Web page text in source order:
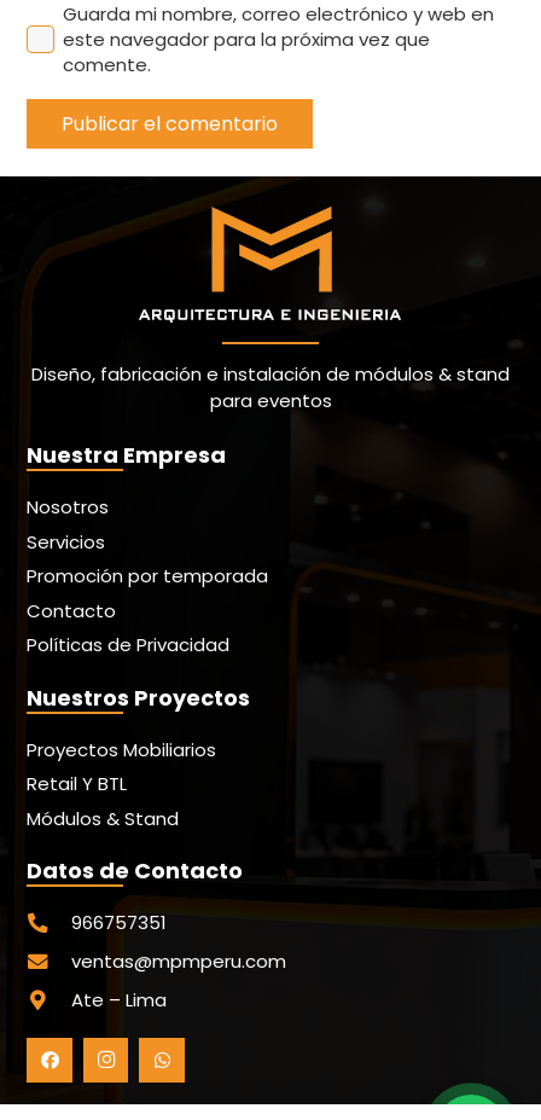
Guarda mi nombre, correo electrónico y web en
este navegador para la próxima vez que
comente.
Publicar el comentario
Diseño, fabricación e instalación de módulos & stand
para eventos
Nuestra Empresa
Nosotros
Servicios
Promoción por temporada
Contacto
Políticas de Privacidad
Nuestros Proyectos
Proyectos Mobiliarios
Retail Y BTL
Módulos & Stand
Datos de Contacto
966757351
ventas@mpmperu.com
Ate – Lima